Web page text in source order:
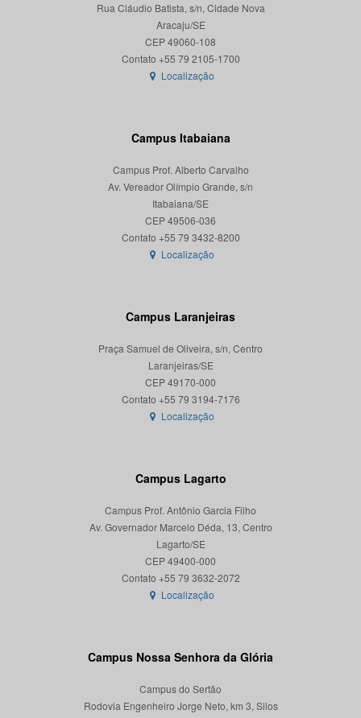
Rua Cláudio Batista, s/n, Cidade Nova
Aracaju/SE
CEP 49060-108
Localização
Campus Itabaiana
Campus Prof. Alberto Carvalho
Av. Vereador Olímpio Grande, s/n
Itabaiana/SE
CEP 49506-036
Localização
Campus Laranjeiras
Praça Samuel de Oliveira, s/n, Centro
Laranjeiras/SE
CEP 49170-000
Localização
Campus Lagarto
Campus Prof. Antônio Garcia Filho
Av. Governador Marcelo Déda, 13, Centro
Lagarto/SE
CEP 49400-000
Localização
Campus Nossa Senhora da Glória
Campus do Sertão
Rodovia Engenheiro Jorge Neto, km 3, Silos